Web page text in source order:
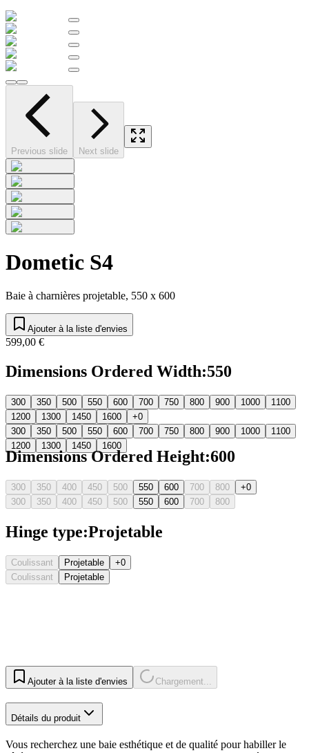
Previous slide Next slide
Dometic S4
Baie à charnières projetable, 550 x 600
Ajouter à la liste d'envies
599,00 €
Dimensions Ordered Width:550
300 350 500 550 600 700 750 800 900 1000
1100
1200
1300 1450 1600
+0
300
350 500 550 600 700 750 800 900 1000
1100
1200
1300 1450 1600
Dimensions Ordered Height:600
300 350 400 450 500 550 600 700 800
+0
300
350 400 450 500 550 600 700 800
Hinge type:Projetable
Coulissant Projetable
+0
Coulissant
Projetable
Ajouter à la liste d'envies Chargement...
Détails du produit
Vous recherchez une baie esthétique et de qualité pour habiller le